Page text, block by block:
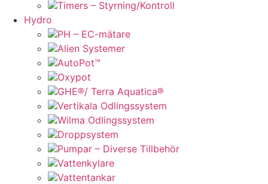
Timers – Styrning/Kontroll
Hydro
PH – EC-mätare
Alien Systemer
AutoPot™
Oxypot
GHE®/ Terra Aquatica®
Vertikala Odlingssystem
Wilma Odlingssystem
Droppsystem
Pumpar – Diverse Tillbehör
Vattenkylare
Vattentankar